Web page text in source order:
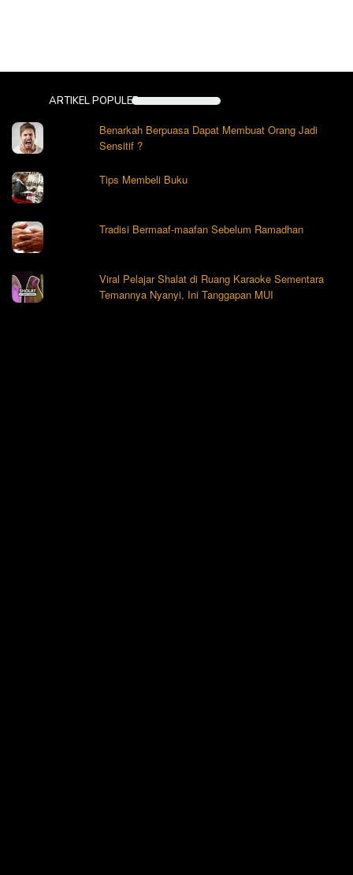
ARTIKEL POPULER
Benarkah Berpuasa Dapat Membuat Orang Jadi
Sensitif ?
Tips Membeli Buku
Tradisi Bermaaf-maafan Sebelum Ramadhan
Viral Pelajar Shalat di Ruang Karaoke Sementara
Temannya Nyanyi, Ini Tanggapan MUI